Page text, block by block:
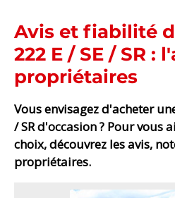
Avis et fiabilité
222 E / SE / SR :
propriétaires
Vous envisagez d'acheter
/ SR d'occasion ? Pour vous
choix, découvrez les avis,
propriétaires.